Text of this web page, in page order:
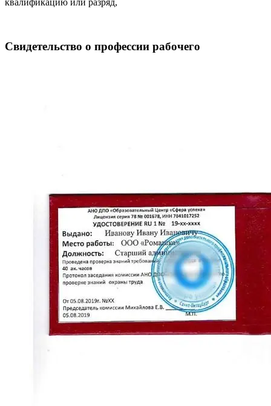
квалификацию или разряд,
Свидетельство о профессии рабочего